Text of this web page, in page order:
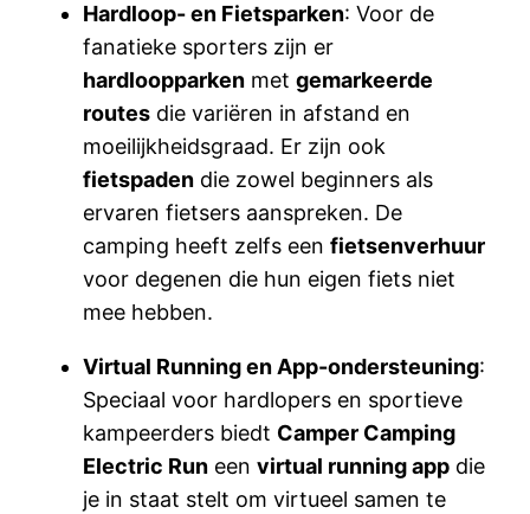
Hardloop- en Fietsparken: Voor de
fanatieke sporters zijn er
hardloopparken metgemarkeerde
routes die variëren in afstand en
moeilijkheidsgraad. Er zijn ook
fietspaden die zowel beginners als
ervaren fietsers aanspreken. De
camping heeft zelfs eenfietsenverhuur
voor degenen die hun eigen fiets niet
mee hebben.
Virtual Running en App-ondersteuning:
Speciaal voor hardlopers en sportieve
kampeerders biedt Camper Camping
Electric Run eenvirtual running app die
je in staat stelt om virtueel samen te